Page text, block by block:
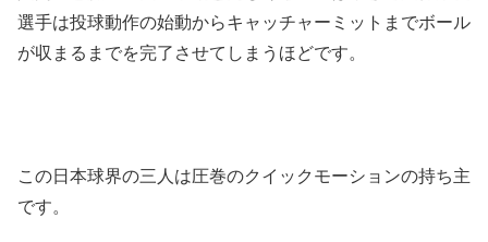
選手は投球動作の始動からキャッチャーミットまでボール
が収まるまでを完了させてしまうほどです。
この日本球界の三人は圧巻のクイックモーションの持ち主
です。